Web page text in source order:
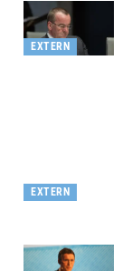
EXTERN
EXTERN